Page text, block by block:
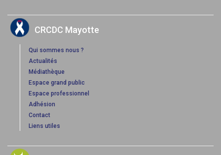
CRCDC Mayotte
Qui sommes nous ?
Actualités
Médiathèque
Espace grand public
Espace professionnel
Adhésion
Contact
Liens utiles